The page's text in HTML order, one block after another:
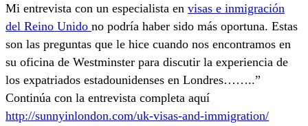
Mi entrevista con un especialista en visas e inmigración
del Reino Unido no podría haber sido más oportuna. Estas
son las preguntas que le hice cuando nos encontramos en
su oficina de Westminster para discutir la experiencia de
los expatriados estadounidenses en Londres……..”
Continúa con la entrevista completa aquí
http://sunnyinlondon.com/uk-visas-and-immigration/